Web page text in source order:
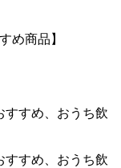
め商品】
すすめ、おうち飲
すすめ、おうち飲